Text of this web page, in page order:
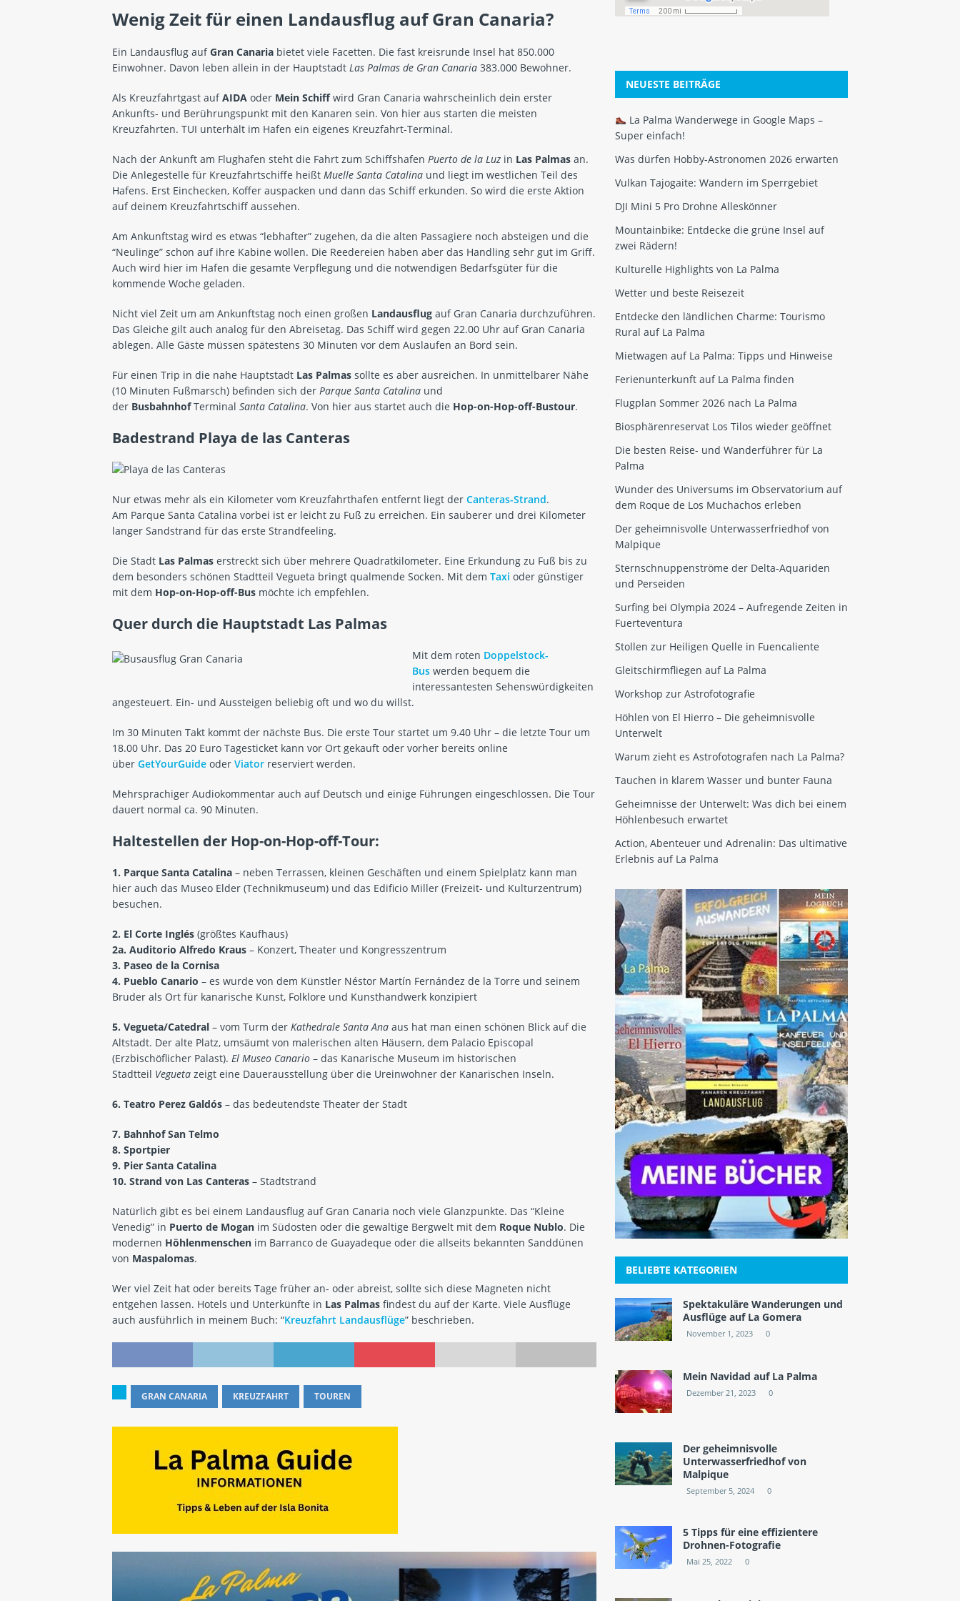
Wenig Zeit für einen Landausflug auf Gran Canaria?
Ein Landausflug aufGran Canaria bietet viele Facetten. Die fast kreisrunde Insel hat 850.000
Einwohner. Davon leben allein in der Hauptstadt Las Palmas de Gran Canaria 383.000 Bewohner.
Als Kreuzfahrtgast aufAIDA oder Mein Schiffwird Gran Canaria wahrscheinlich dein erster
Ankunfts- und Berührungspunkt mit den Kanaren sein. Von hier aus starten die meisten
Kreuzfahrten. TUI unterhält im Hafen ein eigenes Kreuzfahrt-Terminal.
Nach der Ankunft am Flughafen steht die Fahrt zum Schiffshafen Puerto de la Luz in Las Palmas an.
Die Anlegestelle für Kreuzfahrtschiffe heißt Muelle Santa Catalina und liegt im westlichen Teil des
Hafens. Erst Einchecken, Koffer auspacken und dann das Schiff erkunden. So wird die erste Aktion
auf deinem Kreuzfahrtschiff aussehen.
Am Ankunftstag wird es etwas “lebhafter” zugehen, da die alten Passagiere noch absteigen und die
“Neulinge” schon auf ihre Kabine wollen. Die Reedereien haben aber das Handling sehr gut im Griff.
Auch wird hier im Hafen die gesamte Verpflegung und die notwendigen Bedarfsgüter für die
kommende Woche geladen.
Nicht viel Zeit um am Ankunftstag noch einen großen Landausflug auf Gran Canaria durchzuführen.
Das Gleiche gilt auch analog für den Abreisetag. Das Schiff wird gegen 22.00 Uhr auf Gran Canaria
ablegen. Alle Gäste müssen spätestens 30 Minuten vor dem Auslaufen an Bord sein.
Für einen Trip in die nahe Hauptstadt Las Palmas sollte es aber ausreichen. In unmittelbarer Nähe
(10 Minuten Fußmarsch) befinden sich der Parque Santa Catalina und
der BusbahnhofTerminal Santa Catalina. Von hier aus startet auch die Hop-on-Hop-off-Bustour.
Badestrand Playa de las Canteras
Nur etwas mehr als ein Kilometer vom Kreuzfahrthafen entfernt liegt der Canteras-Strand.
Am Parque Santa Catalina vorbei ist er leicht zu Fuß zu erreichen. Ein sauberer und drei Kilometer
langer Sandstrand für das erste Strandfeeling.
Die Stadt Las Palmas erstreckt sich über mehrere Quadratkilometer. Eine Erkundung zu Fuß bis zu
dem besonders schönen Stadtteil Vegueta bringt qualmende Socken. Mit dem Taxi oder günstiger
mit dem Hop-on-Hop-off-Bus möchte ich empfehlen.
Quer durch die Hauptstadt Las Palmas
Mit dem roten Doppelstock-
Bus werden bequem die
interessantesten Sehenswürdigkeiten
angesteuert. Ein- und Aussteigen beliebig oft und wo du willst.
Im 30 Minuten Takt kommt der nächste Bus. Die erste Tour startet um 9.40 Uhr – die letzte Tour um
18.00 Uhr. Das 20 Euro Tagesticket kann vor Ort gekauft oder vorher bereits online
über GetYourGuide oder Viator reserviert werden.
Mehrsprachiger Audiokommentar auch auf Deutsch und einige Führungen eingeschlossen. Die Tour
dauert normal ca. 90 Minuten.
Haltestellen der Hop-on-Hop-off-Tour:
1. Parque Santa Catalina – neben Terrassen, kleinen Geschäften und einem Spielplatz kann man
hier auch das Museo Elder (Technikmuseum) und das Edificio Miller (Freizeit- und Kulturzentrum)
besuchen.
2. El Corte Inglés (größtes Kaufhaus)
2a. Auditorio Alfredo Kraus – Konzert, Theater und Kongresszentrum
3. Paseo de la Cornisa
4. Pueblo Canario – es wurde von dem Künstler Néstor Martín Fernández de la Torre und seinem
Bruder als Ort für kanarische Kunst, Folklore und Kunsthandwerk konzipiert
5. Vegueta/Catedral – vom Turm der Kathedrale Santa Ana aus hat man einen schönen Blick auf die
Altstadt. Der alte Platz, umsäumt von malerischen alten Häusern, dem Palacio Episcopal
(Erzbischöflicher Palast). El Museo Canario – das Kanarische Museum im historischen
Stadtteil Vegueta zeigt eine Dauerausstellung über die Ureinwohner der Kanarischen Inseln.
6. Teatro Perez Galdós – das bedeutendste Theater der Stadt
7. Bahnhof San Telmo
8. Sportpier
9. Pier Santa Catalina
10. Strand von Las Canteras – Stadtstrand
Natürlich gibt es bei einem Landausflug auf Gran Canaria noch viele Glanzpunkte. Das “Kleine
Venedig” in Puerto de Mogan im Südosten oder die gewaltige Bergwelt mit dem Roque Nublo. Die
modernen Höhlenmenschen im Barranco de Guayadeque oder die allseits bekannten Sanddünen
von Maspalomas.
Wer viel Zeit hat oder bereits Tage früher an- oder abreist, sollte sich diese Magneten nicht
entgehen lassen. Hotels und Unterkünfte in Las Palmas findest du auf der Karte. Viele Ausflüge
auch ausführlich in meinem Buch: “Kreuzfahrt Landausflüge” beschrieben.
GRAN CANARIA KREUZFAHRT TOUREN
NEUESTE BEITRÄGE
La Palma Wanderwege in Google Maps –
Super einfach!
Was dürfen Hobby-Astronomen 2026 erwarten
Vulkan Tajogaite: Wandern im Sperrgebiet
DJI Mini 5 Pro Drohne Alleskönner
Mountainbike: Entdecke die grüne Insel auf
zwei Rädern!
Kulturelle Highlights von La Palma
Wetter und beste Reisezeit
Entdecke den ländlichen Charme: Tourismo
Rural auf La Palma
Mietwagen auf La Palma: Tipps und Hinweise
Ferienunterkunft auf La Palma finden
Flugplan Sommer 2026 nach La Palma
Biosphärenreservat Los Tilos wieder geöffnet
Die besten Reise- und Wanderführer für La
Palma
Wunder des Universums im Observatorium auf
dem Roque de Los Muchachos erleben
Der geheimnisvolle Unterwasserfriedhof von
Malpique
Sternschnuppenströme der Delta-Aquariden
und Perseiden
Surfing bei Olympia 2024 – Aufregende Zeiten in
Fuerteventura
Stollen zur Heiligen Quelle in Fuencaliente
Gleitschirmfliegen auf La Palma
Workshop zur Astrofotografie
Höhlen von El Hierro – Die geheimnisvolle
Unterwelt
Warum zieht es Astrofotografen nach La Palma?
Tauchen in klarem Wasser und bunter Fauna
Geheimnisse der Unterwelt: Was dich bei einem
Höhlenbesuch erwartet
Action, Abenteuer und Adrenalin: Das ultimative
Erlebnis auf La Palma
BELIEBTE KATEGORIEN
Spektakuläre Wanderungen und
Ausflüge auf La Gomera
November 1, 2023 0
Mein Navidad auf La Palma
Dezember 21, 2023 0
Der geheimnisvolle
Unterwasserfriedhof von
Malpique
September 5, 2024 0
5 Tipps für eine effizientere
Drohnen-Fotografie
Mai 25, 2022 0